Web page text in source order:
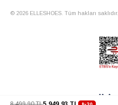
© 2026 ELLESHOES. Tüm hakları saklıdır.